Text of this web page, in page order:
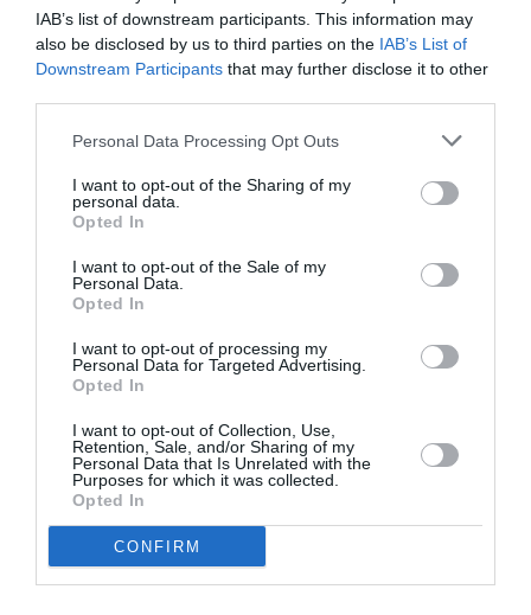
IAB’s list of downstream participants. This information may
also be disclosed by us to third parties on the IAB’s List of
Downstream Participants that may further disclose it to other
Personal Data Processing Opt Outs
I want to opt-out of the Sharing of my
personal data.
Opted In
I want to opt-out of the Sale of my
Personal Data.
Opted In
I want to opt-out of processing my
Personal Data for Targeted Advertising.
Opted In
I want to opt-out of Collection, Use,
Retention, Sale, and/or Sharing of my
Personal Data that Is Unrelated with the
Purposes for which it was collected.
Opted In
CONFIRM
pour faire plaisir à AJAR. Sinon ca
risque de devenir la foire façon
AirFrance.
RÉPONDRE
LAISSER UN COMMENTAIRE
FAIRE UN DON
Appel aux lecteurs !
Soutenez Air Journal participez
à son
NOUS SOUTENIR